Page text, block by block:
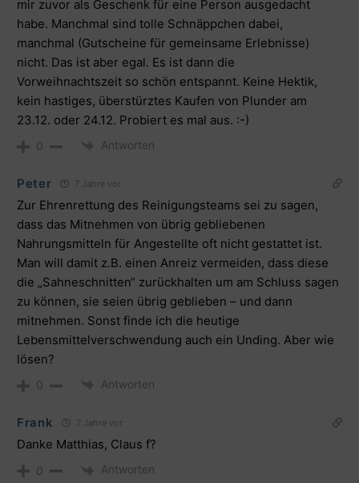
mir zuvor als Geschenk für eine Person ausgedacht
habe. Manchmal sind tolle Schnäppchen dabei,
manchmal (Gutscheine für gemeinsame Erlebnisse)
nicht. Das ist aber egal. Es ist dann die
Vorweihnachtszeit so schön entspannt. Keine Hektik,
kein hastiges, überstürztes Kaufen von Plunder am
23.12. oder 24.12. Probiert es mal aus. :-)
0 Antworten
Peter 7 Jahre vor
Zur Ehrenrettung des Reinigungsteams sei zu sagen,
dass das Mitnehmen von übrig gebliebenen
Nahrungsmitteln für Angestellte oft nicht gestattet ist.
Man will damit z.B. einen Anreiz vermeiden, dass diese
die „Sahneschnitten“ zurückhalten um am Schluss sagen
zu können, sie seien übrig geblieben – und dann
mitnehmen. Sonst finde ich die heutige
Lebensmittelverschwendung auch ein Unding. Aber wie
lösen?
0 Antworten
Frank 7 Jahre vor
Danke Matthias, Claus f?
0 Antworten